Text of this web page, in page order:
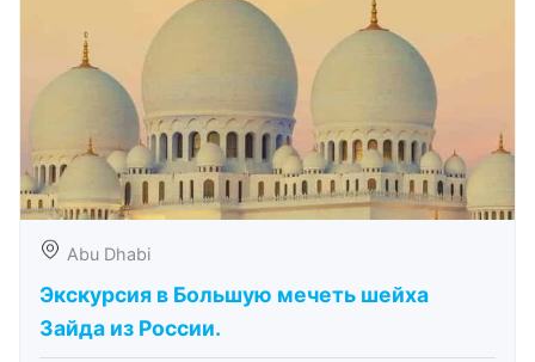
Abu Dhabi
Экскурсия в Большую мечеть шейха
Зайда из России.